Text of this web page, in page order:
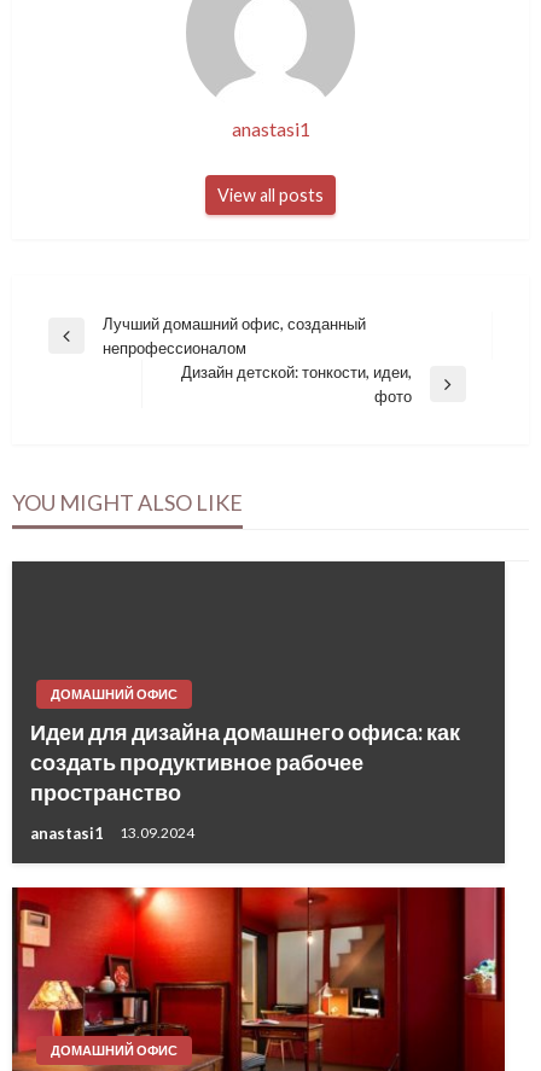
anastasi1
View all posts
Навигация
Previous
Лучший домашний офис, созданный
непрофессионалом
Дизайн детской: тонкости, идеи,
фото
YOU MIGHT ALSO LIKE
ДОМАШНИЙ ОФИС
Идеи для дизайна домашнего офиса: как
создать продуктивное рабочее
пространство
anastasi1 13.09.2024
ДОМАШНИЙ ОФИС